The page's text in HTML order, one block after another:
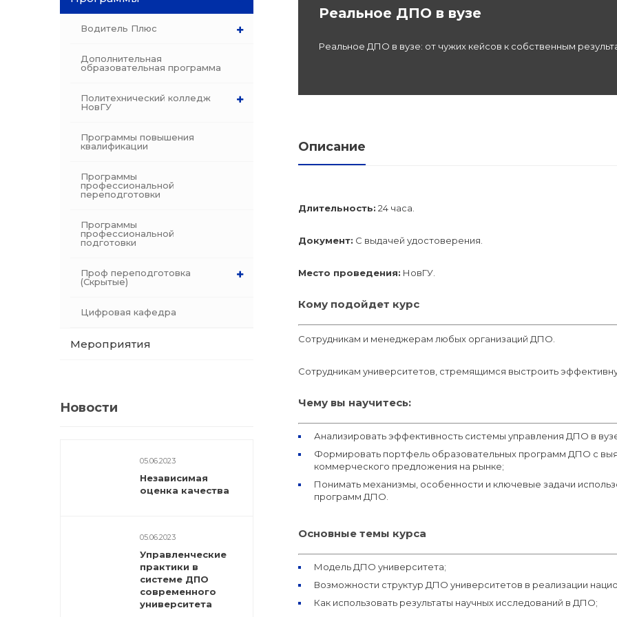
Программы
профессиональной
Проф переподготовка
Цифровая кафедра
Водитель Плюс
Дополнительная
образовательная программа
Политехнический колледж
НовГУ
Программы повышения
квалификации
Программы
профессиональной
переподготовки
Программы
профессиональной
подготовки
Проф переподготовка
(Скрытые)
Цифровая кафедра
Мероприятия
Новости
05.06.2023
Независимая
оценка качества
05.06.2023
Управленческие
практики в
системе ДПО
современного
университета
Реальное ДПО в вузе
Реальное ДПО в вузе: от чужих кейсов к собственным
Описание
Длительность: 24 часа.
Документ: С выдачей удостоверения.
Место проведения: НовГУ.
Кому подойдет курс
Сотрудникам и менеджерам любых организаций ДПО.
Сотрудникам университетов, стремящимся выстроить
Чему вы научитесь:
Анализировать эффективность системы управления ДПО в
Формировать портфель образовательных программ ДПО с
коммерческого предложения на рынке;
Понимать механизмы, особенности и ключевые задачи
программ ДПО.
Основные темы курса
Модель ДПО университета;
Возможности структур ДПО университетов в реализации
Как использовать результаты научных исследований в ДПО;